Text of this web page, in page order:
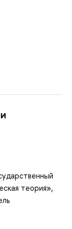
теория»,